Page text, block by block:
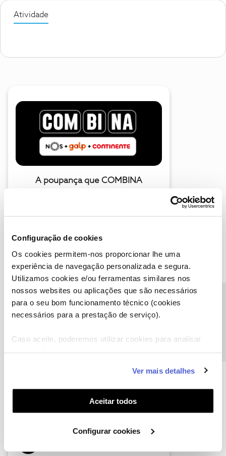
Configuração de cookies
Os cookies permitem-nos proporcionar lhe uma
experiência de navegação personalizada e segura.
Utilizamos cookies e/ou ferramentas similares nos
nossos websites ou aplicações que são necessários
para o seu bom funcionamento técnico (cookies
necessários para a prestação de serviço).
Caso aceite, poderemos utilizar cookies para analisar
funcionalidades (cookies de personalização e
funcionalidade) e adaptar anúncios aos seus interesses
(cookies de publicidade personalizada). Pode gerir a
utilização dos cookies clicando em "Configurar
Ver mais detalhes
Aceitar todos
Configurar cookies
Atividade
A poupança que COMBINA
Descubra as novidades de junho
Hall of Fame de junho